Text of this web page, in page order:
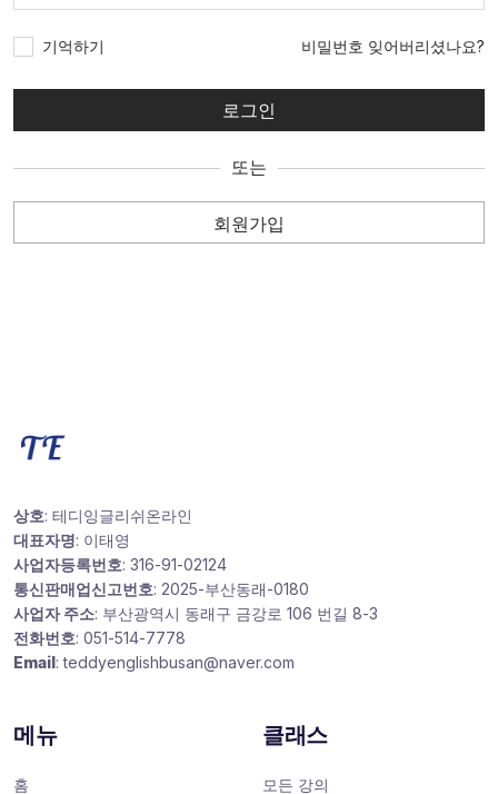
기억하기 비밀번호 잊어버리셨나요?
또는
회원가입
상호: 테디잉글리쉬온라인
대표자명: 이태영
사업자등록번호: 316-91-02124
통신판매업신고번호: 2025-부산동래-0180
사업자 주소: 부산광역시 동래구 금강로 106 번길 8-3
전화번호: 051-514-7778
Email: teddyenglishbusan@naver.com
메뉴
홈
클래스
모든 강의